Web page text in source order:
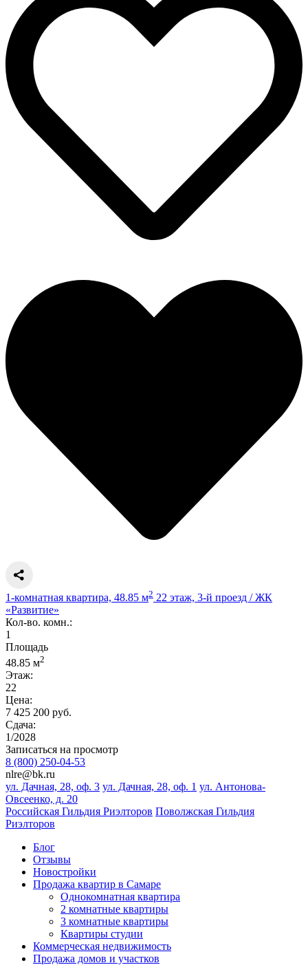
1-комнатная квартира, 48.85 м2 22 этаж, 3-й проезд / ЖК
«Развитие»
Кол-во. комн.:
1
Площадь
48.85 м2
Этаж:
22
Цена:
7 425 200 руб.
Сдача:
1/2028
Записаться на просмотр
8 (800) 250-04-53
nlre@bk.ru
ул. Дачная, 28, оф. 3 ул. Дачная, 28, оф. 1 ул. Антонова-
Овсеенко, д. 20
Российская Гильдия Риэлторов Поволжская Гильдия
Риэлторов
Блог
Отзывы
Новостройки
Продажа квартир в Самаре
Однокомнатная квартира
2 комнатные квартиры
3 комнатные квартиры
Квартиры студии
Коммерческая недвижимость
Продажа домов и участков